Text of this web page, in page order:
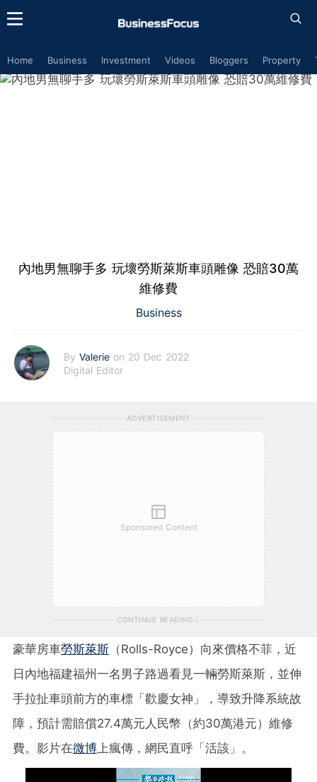
Home Business Investment Videos Bloggers Property
內地男無聊手多 玩壞勞斯萊斯車頭雕像 恐賠30萬
維修費
Business
By Valerie on 20 Dec 2022
Digital Editor
ADVERTISEMENT
Sponsored Content
CONTINUE READING
豪華房車勞斯萊斯 （Rolls-Royce）向來價格不菲，近
日 內地福建福州一名男子路過看見一輛勞斯萊斯， 並伸
手拉扯車頭前方的車標「歡慶女神」
，導致升降系統故
障，預計需賠償27.4萬元人民幣（約30萬港元）維修
費。影片在微博 上瘋傳，網民直呼「活該」。